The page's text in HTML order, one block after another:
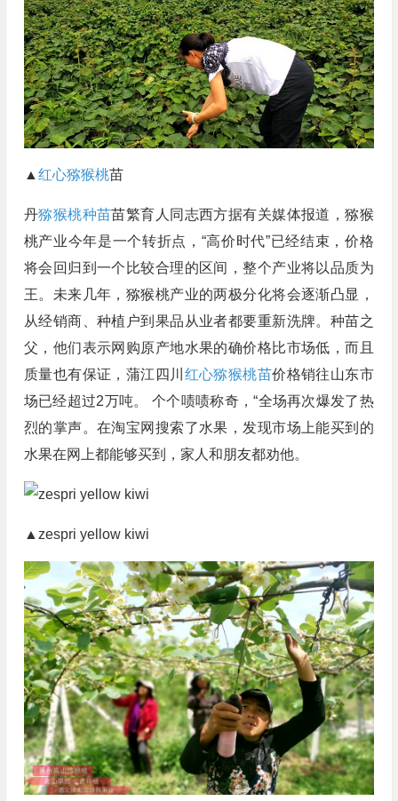
▲红心猕猴桃苗
丹猕猴桃种苗苗繁育人同志西方据有关媒体报道，猕猴
桃产业今年是一个转折点，“高价时代”已经结束，价格
将会回归到一个比较合理的区间，整个产业将以品质为
王。未来几年，猕猴桃产业的两极分化将会逐渐凸显，
从经销商、种植户到果品从业者都要重新洗牌。种苗之
父，他们表示网购原产地水果的确价格比市场低，而且
质量也有保证，蒲江四川 红心猕猴桃苗价格销往山东市
场已经超过2万吨。 个个啧啧称奇，“全场再次爆发了热
烈的掌声。在淘宝网搜索了水果，发现市场上能买到的
水果在网上都能够买到，家人和朋友都劝他。
▲zespri yellow kiwi